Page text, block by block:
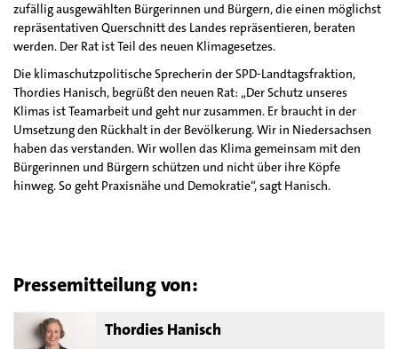
zufällig ausgewählten Bürgerinnen und Bürgern, die einen möglichst
repräsentativen Querschnitt des Landes repräsentieren, beraten
werden. Der Rat ist Teil des neuen Klimagesetzes.
Die klimaschutzpolitische Sprecherin der SPD-Landtagsfraktion,
Thordies Hanisch, begrüßt den neuen Rat: „Der Schutz unseres
Klimas ist Teamarbeit und geht nur zusammen. Er braucht in der
Umsetzung den Rückhalt in der Bevölkerung. Wir in Niedersachsen
haben das verstanden. Wir wollen das Klima gemeinsam mit den
Bürgerinnen und Bürgern schützen und nicht über ihre Köpfe
hinweg. So geht Praxisnähe und Demokratie“, sagt Hanisch.
Pressemitteilung von:
Thordies Hanisch